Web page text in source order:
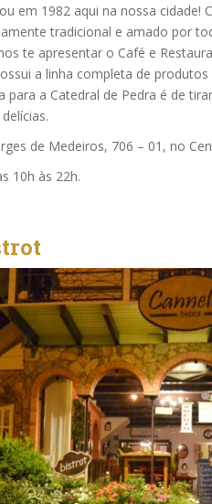
em 1982 aqui na nossa cidade!
tradicional e amado por
te apresentar o Café e
a linha completa de
para a Catedral de Pedra é de
de Medeiros, 706 – 01, no
10h às 22h.